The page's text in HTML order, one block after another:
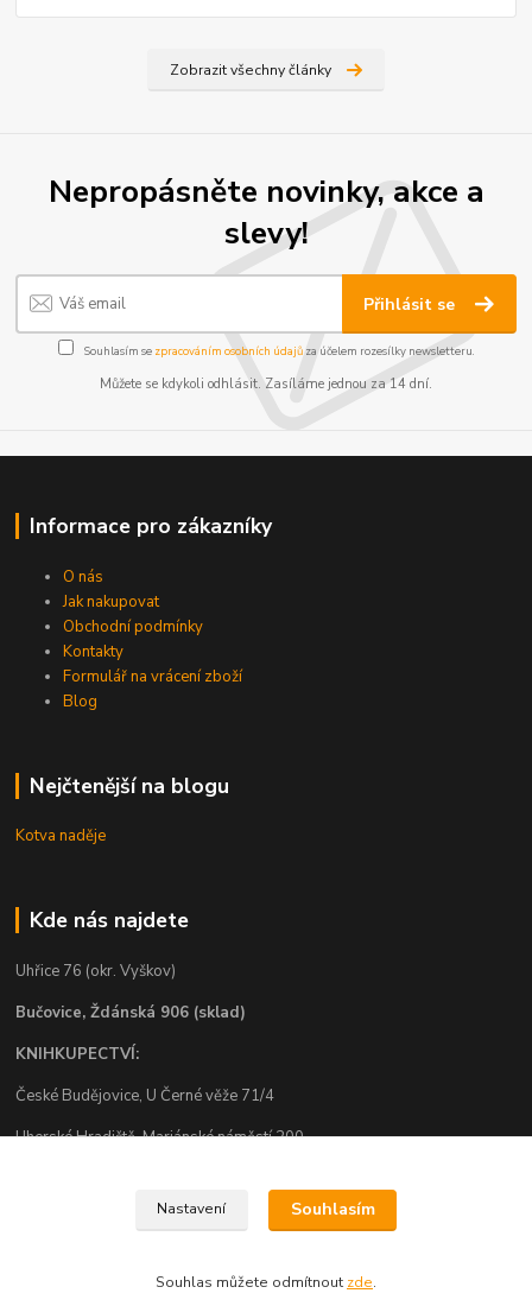
Zobrazit všechny články
Nepropásněte novinky, akce a
slevy!
Přihlásit se
Souhlasím se zpracováním osobních údajůza účelem rozesílky newsletteru.
Můžete se kdykoli odhlásit. Zasíláme jednou za 14 dní.
Informace pro zákazníky
O nás
Jak nakupovat
Obchodní podmínky
Kontakty
Formulář na vrácení zboží
Blog
Nejčtenější na blogu
Kotva naděje
Kde nás najdete
Uhřice 76 (okr. Vyškov)
Bučovice, Ždánská 906 (sklad)
KNIHKUPECTVÍ:
České Budějovice, U Černé věže 71/4
Uherské Hradiště, Mariánské náměstí 200
Nastavení Souhlasím
Souhlas můžete odmítnout zde.